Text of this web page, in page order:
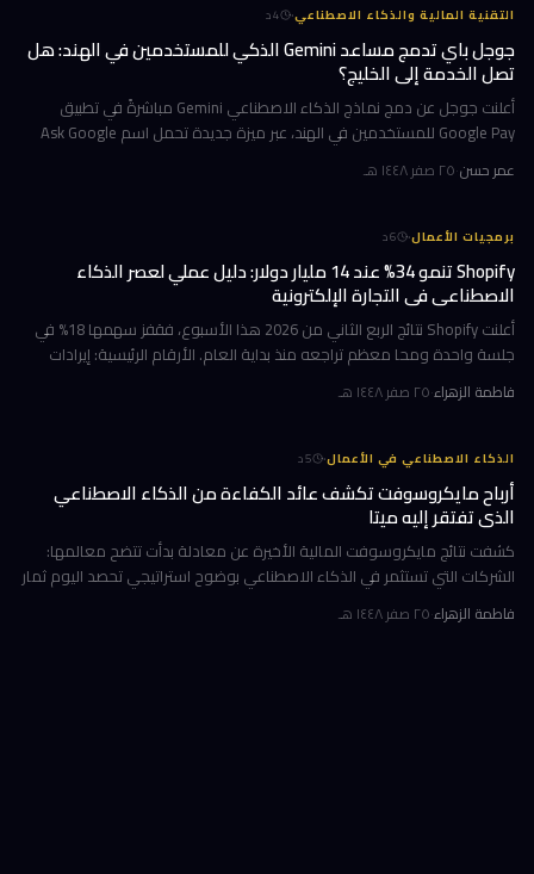
التقنية المالية والذكاء الاصطناعي·
4د
جوجل باي تدمج مساعد Gemini الذكي للمستخدمين في الهند: هل
تصل الخدمة إلى الخليج؟
أعلنت جوجل عن دمج نماذج الذكاء الاصطناعي Gemini مباشرةً في تطبيق
Google Pay للمستخدمين في الهند، عبر ميزة جديدة تحمل اسم Ask Google
عمر حسن·٢٥ صفر ١٤٤٨ هـ
برمجيات الأعمال·
6د
Shopify تنمو 34% عند 14 مليار دولار: دليل عملي لعصر الذكاء
الاصطناعي في التجارة الإلكترونية
أعلنت Shopify نتائج الربع الثاني من 2026 هذا الأسبوع، فقفز سهمها 18% في
جلسة واحدة ومحا معظم تراجعه منذ بداية العام. الأرقام الرئيسية: إيرادات
ربعية 3.58 مليار دولار بنمو 34%، وحجم بضائع إجمالي GMV بل
فاطمة الزهراء·٢٥ صفر ١٤٤٨ هـ
الذكاء الاصطناعي في الأعمال·
5د
أرباح مايكروسوفت تكشف عائد الكفاءة من الذكاء الاصطناعي
الذي تفتقر إليه ميتا
كشفت نتائج مايكروسوفت المالية الأخيرة عن معادلة بدأت تتضح معالمها:
الشركات التي تستثمر في الذكاء الاصطناعي بوضوح استراتيجي تحصد اليوم ثمار
الكفاءة وخفض التكاليف، بينما تتعثر أخرى في تحويل إنفاقها الضخ
فاطمة الزهراء·٢٥ صفر ١٤٤٨ هـ